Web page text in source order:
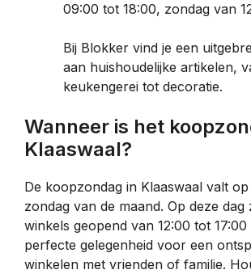
09:00 tot 18:00, zondag van
Bij Blokker vind je een
aan huishoudelijke artikelen,
keukengerei tot decoratie.
Wanneer is het koopzondag in
Klaaswaal?
De koopzondag in Klaaswaal valt
zondag van de maand. Op deze dag
winkels geopend van 12:00 tot
perfecte gelegenheid voor een
winkelen met vrienden of familie.